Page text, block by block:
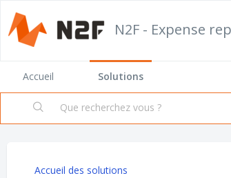
N2F - Expense
Accueil Solutions
Accueil des solutions